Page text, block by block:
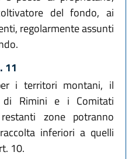
del fondo, ai
regolarmente assunti
11
i territori montani, il
di Rimini e i Comitati
zone potranno
inferiori a quelli
10.